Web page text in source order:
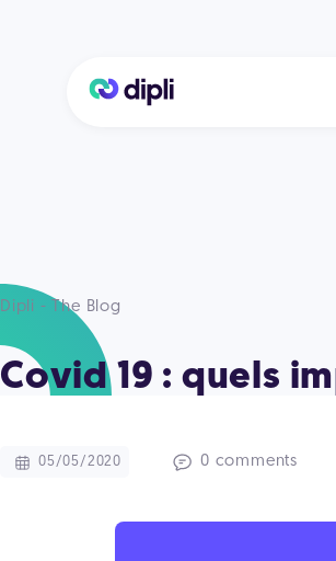
Dipli - The Blog
Covid 19 : quels
05/05/2020 0 comments